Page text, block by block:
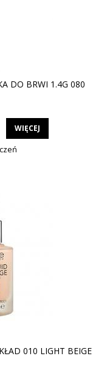
DO BRWI 1.4G 080
WIĘCEJ
010 LIGHT BEIGE